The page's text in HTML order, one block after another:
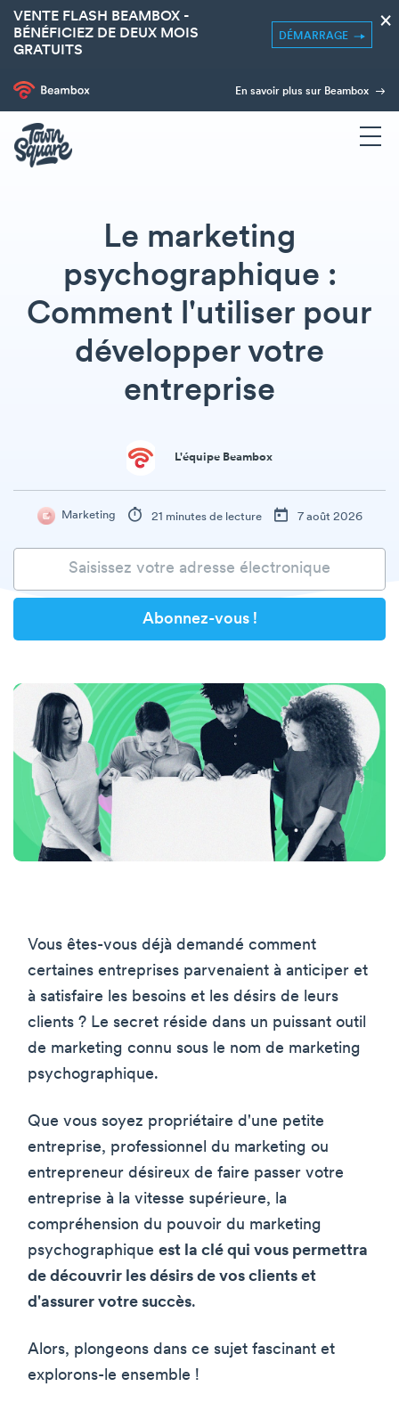
VENTE FLASH BEAMBOX -
BÉNÉFICIEZ DE DEUX MOIS
GRATUITS
DÉMARRAGE
×
En savoir plus sur Beambox
Le marketing
psychographique :
Comment l'utiliser pour
développer votre
entreprise
L'équipe Beambox
Marketing 21 minutes de lecture 7 août 2026
Vous êtes-vous déjà demandé comment
certaines entreprises parvenaient à anticiper et
à satisfaire les besoins et les désirs de leurs
clients ? Le secret réside dans un puissant outil
de marketing connu sous le nom de marketing
psychographique.
Que vous soyez propriétaire d'une petite
entreprise, professionnel du marketing ou
entrepreneur désireux de faire passer votre
entreprise à la vitesse supérieure, la
compréhension du pouvoir du marketing
psychographique est la clé qui vous permettra
de découvrir les désirs de vos clients et
d'assurer votre succès.
Alors, plongeons dans ce sujet fascinant et
explorons-le ensemble !